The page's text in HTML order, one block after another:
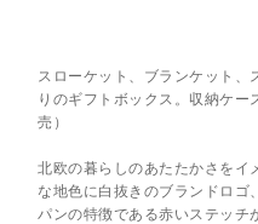
スローケット、ブランケット、
りのギフトボックス。収納ケー
売）
北欧の暮らしのあたたかさをイ
な地色に白抜きのブランドロゴ
パンの特徴である赤いステッチ